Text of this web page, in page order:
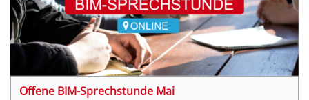
Offene BIM-Sprechstunde Mai